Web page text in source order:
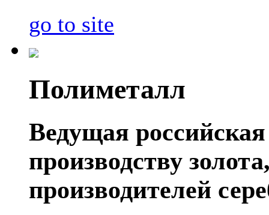
go to site
Полиметалл
Ведущая
производству
производителей